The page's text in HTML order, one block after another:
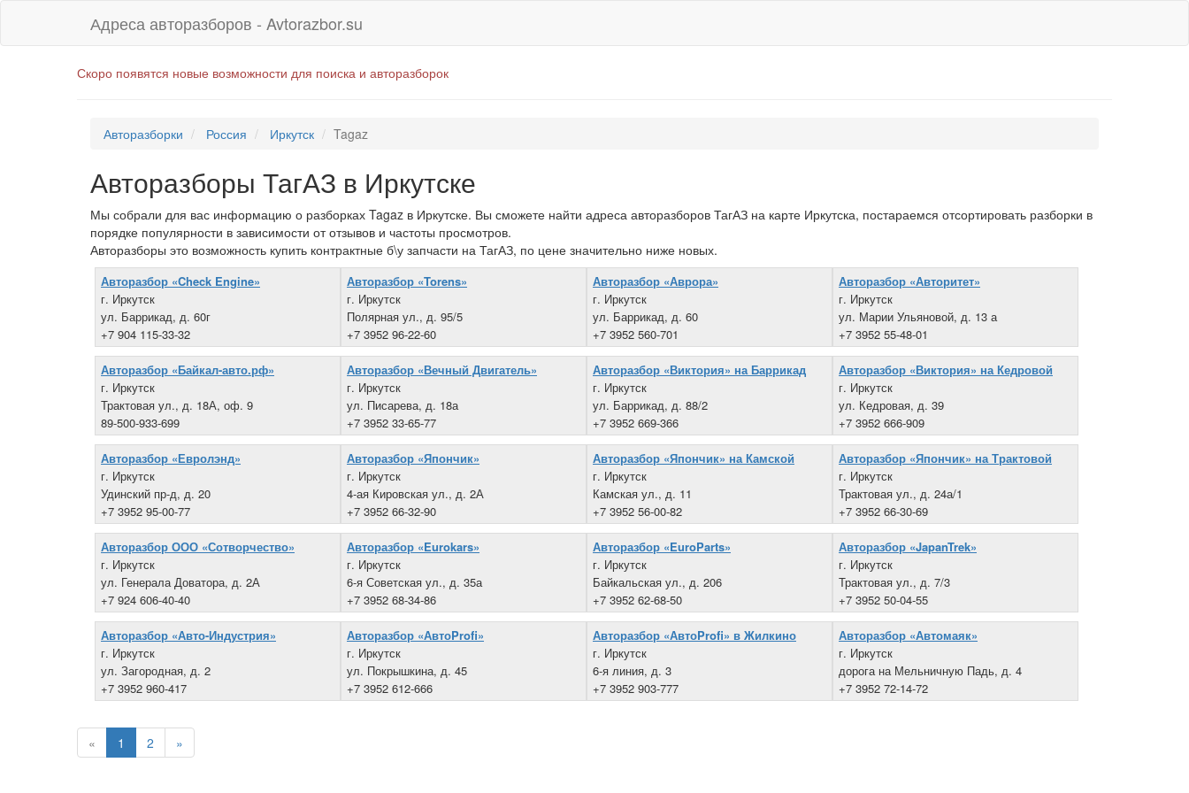
Адреса авторазборов - Avtorazbor.su
Скоро появятся новые возможности для поиска и авторазборок
Авторазборки Россия Иркутск Tagaz
Авторазборы ТагАЗ в Иркутске
Мы собрали для вас информацию о разборках Tagaz в Иркутске. Вы сможете найти адреса авторазборов ТагАЗ на карте Иркутска, постараемся отсортировать разборки в
порядке популярности в зависимости от отзывов и частоты просмотров.
Авторазборы это возможность купить контрактные б\у запчасти на ТагАЗ, по цене значительно ниже новых.
Авторазбор «Check Engine»
г. Иркутск
ул. Баррикад, д. 60г
+7 904 115-33-32
Авторазбор «Torens»
г. Иркутск
Полярная ул., д. 95/5
+7 3952 96-22-60
Авторазбор «Аврора»
г. Иркутск
ул. Баррикад, д. 60
+7 3952 560-701
Авторазбор «Авторитет»
г. Иркутск
ул. Марии Ульяновой, д. 13 а
+7 3952 55-48-01
Авторазбор «Байкал-авто.рф»
г. Иркутск
Трактовая ул., д. 18А, оф. 9
89-500-933-699
Авторазбор «Вечный Двигатель»
г. Иркутск
ул. Писарева, д. 18а
+7 3952 33-65-77
Авторазбор «Виктория» на Баррикад
г. Иркутск
ул. Баррикад, д. 88/2
+7 3952 669-366
Авторазбор «Виктория» на Кедровой
г. Иркутск
ул. Кедровая, д. 39
+7 3952 666-909
Авторазбор «Евролэнд»
г. Иркутск
Удинский пр-д, д. 20
+7 3952 95-00-77
Авторазбор «Япончик»
г. Иркутск
4-ая Кировская ул., д. 2А
+7 3952 66-32-90
Авторазбор «Япончик» на Камской
г. Иркутск
Камская ул., д. 11
+7 3952 56-00-82
Авторазбор «Япончик» на Трактовой
г. Иркутск
Трактовая ул., д. 24а/1
+7 3952 66-30-69
Авторазбор ООО «Сотворчество»
г. Иркутск
ул. Генерала Доватора, д. 2А
+7 924 606-40-40
Авторазбор «Eurokars»
г. Иркутск
6-я Советская ул., д. 35а
+7 3952 68-34-86
Авторазбор «EuroParts»
г. Иркутск
Байкальская ул., д. 206
+7 3952 62-68-50
Авторазбор «JapanTrek»
г. Иркутск
Трактовая ул., д. 7/3
+7 3952 50-04-55
Авторазбор «Авто-Индустрия»
г. Иркутск
ул. Загородная, д. 2
+7 3952 960-417
Авторазбор «АвтоProfi»
г. Иркутск
ул. Покрышкина, д. 45
+7 3952 612-666
Авторазбор «АвтоProfi» в Жилкино
г. Иркутск
6-я линия, д. 3
+7 3952 903-777
Авторазбор «Автомаяк»
г. Иркутск
дорога на Мельничную Падь, д. 4
+7 3952 72-14-72
« 1 2 »